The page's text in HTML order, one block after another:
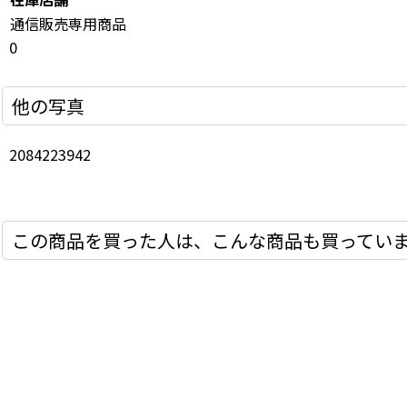
通信販売専用商品
0
他の写真
2084223942
この商品を買った人は、こんな商品も買ってい